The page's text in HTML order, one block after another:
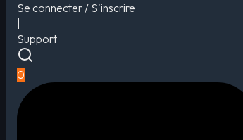
Se connecter / S'inscrire
Support
0